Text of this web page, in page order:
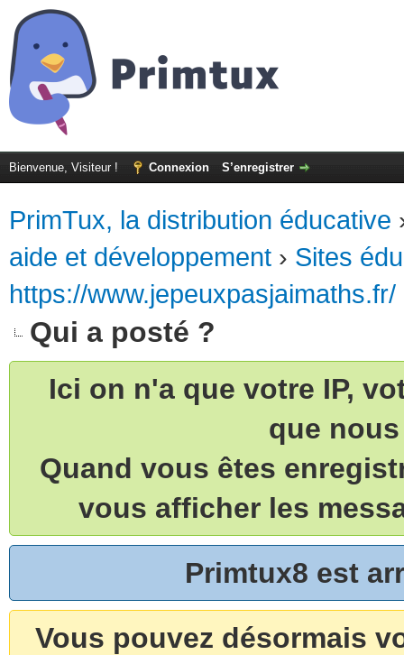
Bienvenue, Visiteur ! Connexion S’enregistrer
PrimTux, la distribution éducative
aide et développement › Sites
https://www.jepeuxpasjaimaths.fr/
Qui a posté ?
Ici on n'a que votre IP,
que
Quand vous êtes
vous afficher les
Primtux8 est
Vous pouvez désormais